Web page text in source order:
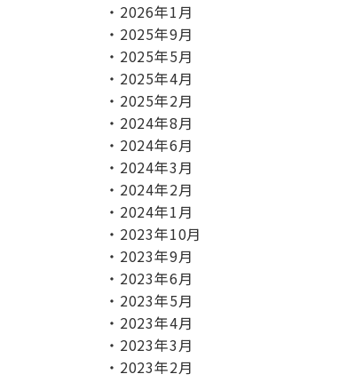
2026年1月
2025年9月
2025年5月
2025年4月
2025年2月
2024年8月
2024年6月
2024年3月
2024年2月
2024年1月
2023年10月
2023年9月
2023年6月
2023年5月
2023年4月
2023年3月
2023年2月